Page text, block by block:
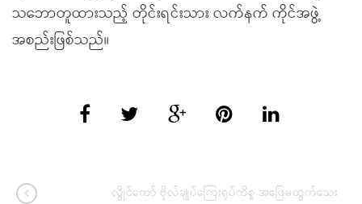
သဘောတူထားသည့် တိုင်းရင်းသား လက်နက် ကိုင်အဖွဲ့
အစည်းဖြစ်သည်။
လွိုင်ကော် ဗိုလ်ချုပ်ကြေးရုပ်ကိစ္စ အဖြေမထွက်သေး